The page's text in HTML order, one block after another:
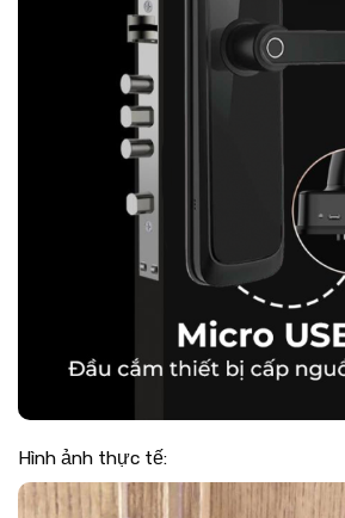
Hình ảnh thực tế: